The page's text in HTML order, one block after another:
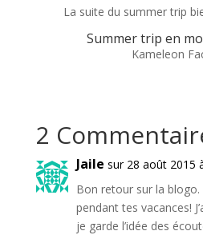
La suite du summer trip
Summer trip en
Kameleon
2
Jaile sur 28 août 2015
Bon retour sur la blogo.
pendant tes vacances!
je garde l’idée des